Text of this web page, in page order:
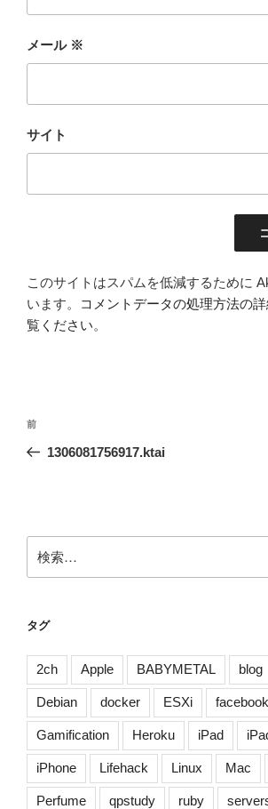
メール ※
サイト
このサイトはスパムを低減するために
います。
コメントデータの処理方法の
覧ください。
投
ナ
ー
シ
前
の
前
1306081756917.ktai
索:
タグ
2ch Apple BABYMETAL blog
Debian docker ESXi facebook
Gamification Heroku iPad
iPhone Lifehack Linux Mac
Perfume qpstudy ruby